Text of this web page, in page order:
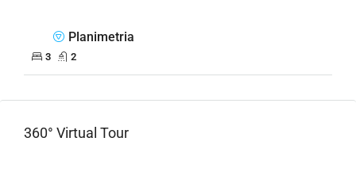
Planimetria
3 2
360° Virtual Tour